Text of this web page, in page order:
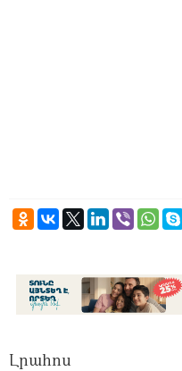
Լրահոս